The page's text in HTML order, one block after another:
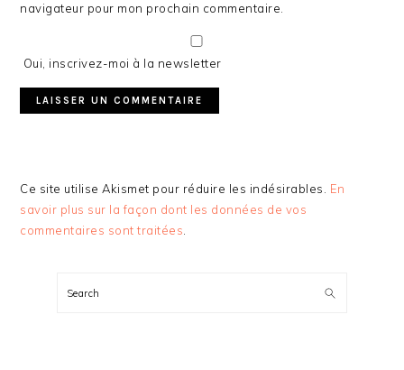
navigateur pour mon prochain commentaire.
Oui, inscrivez-moi à la newsletter
Ce site utilise Akismet pour réduire les indésirables. En
savoir plus sur la façon dont les données de vos
commentaires sont traitées
LATÉRALE
Search